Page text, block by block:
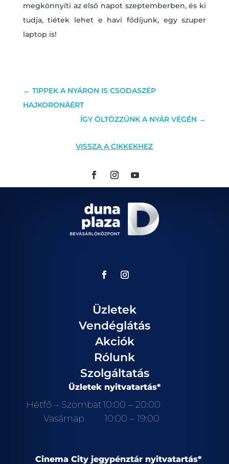
megkönnyíti az első napot szeptemberben, és ki
tudja, tiétek lehet e havi fődíjunk, egy szuper
laptop is!
← TIPPEK A NYÁRON IS CSODASZÉP
HAJKORONÁÉRT
ÍGY ÖLTÖZZÜNK A NYÁR VÉGÉN →
VISSZA A CIKKEKHEZ
Üzletek
Vendéglátás
Akciók
Rólunk
Szolgáltatás
Üzletek nyitvatartás*
Hétfő – Szombat10:00 – 20:00
Vasárnap
10:00 – 19:00
Cinema City jegypénztár nyitvatartás*